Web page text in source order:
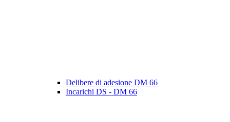
Delibere di adesione DM 66
Incarichi DS - DM 66